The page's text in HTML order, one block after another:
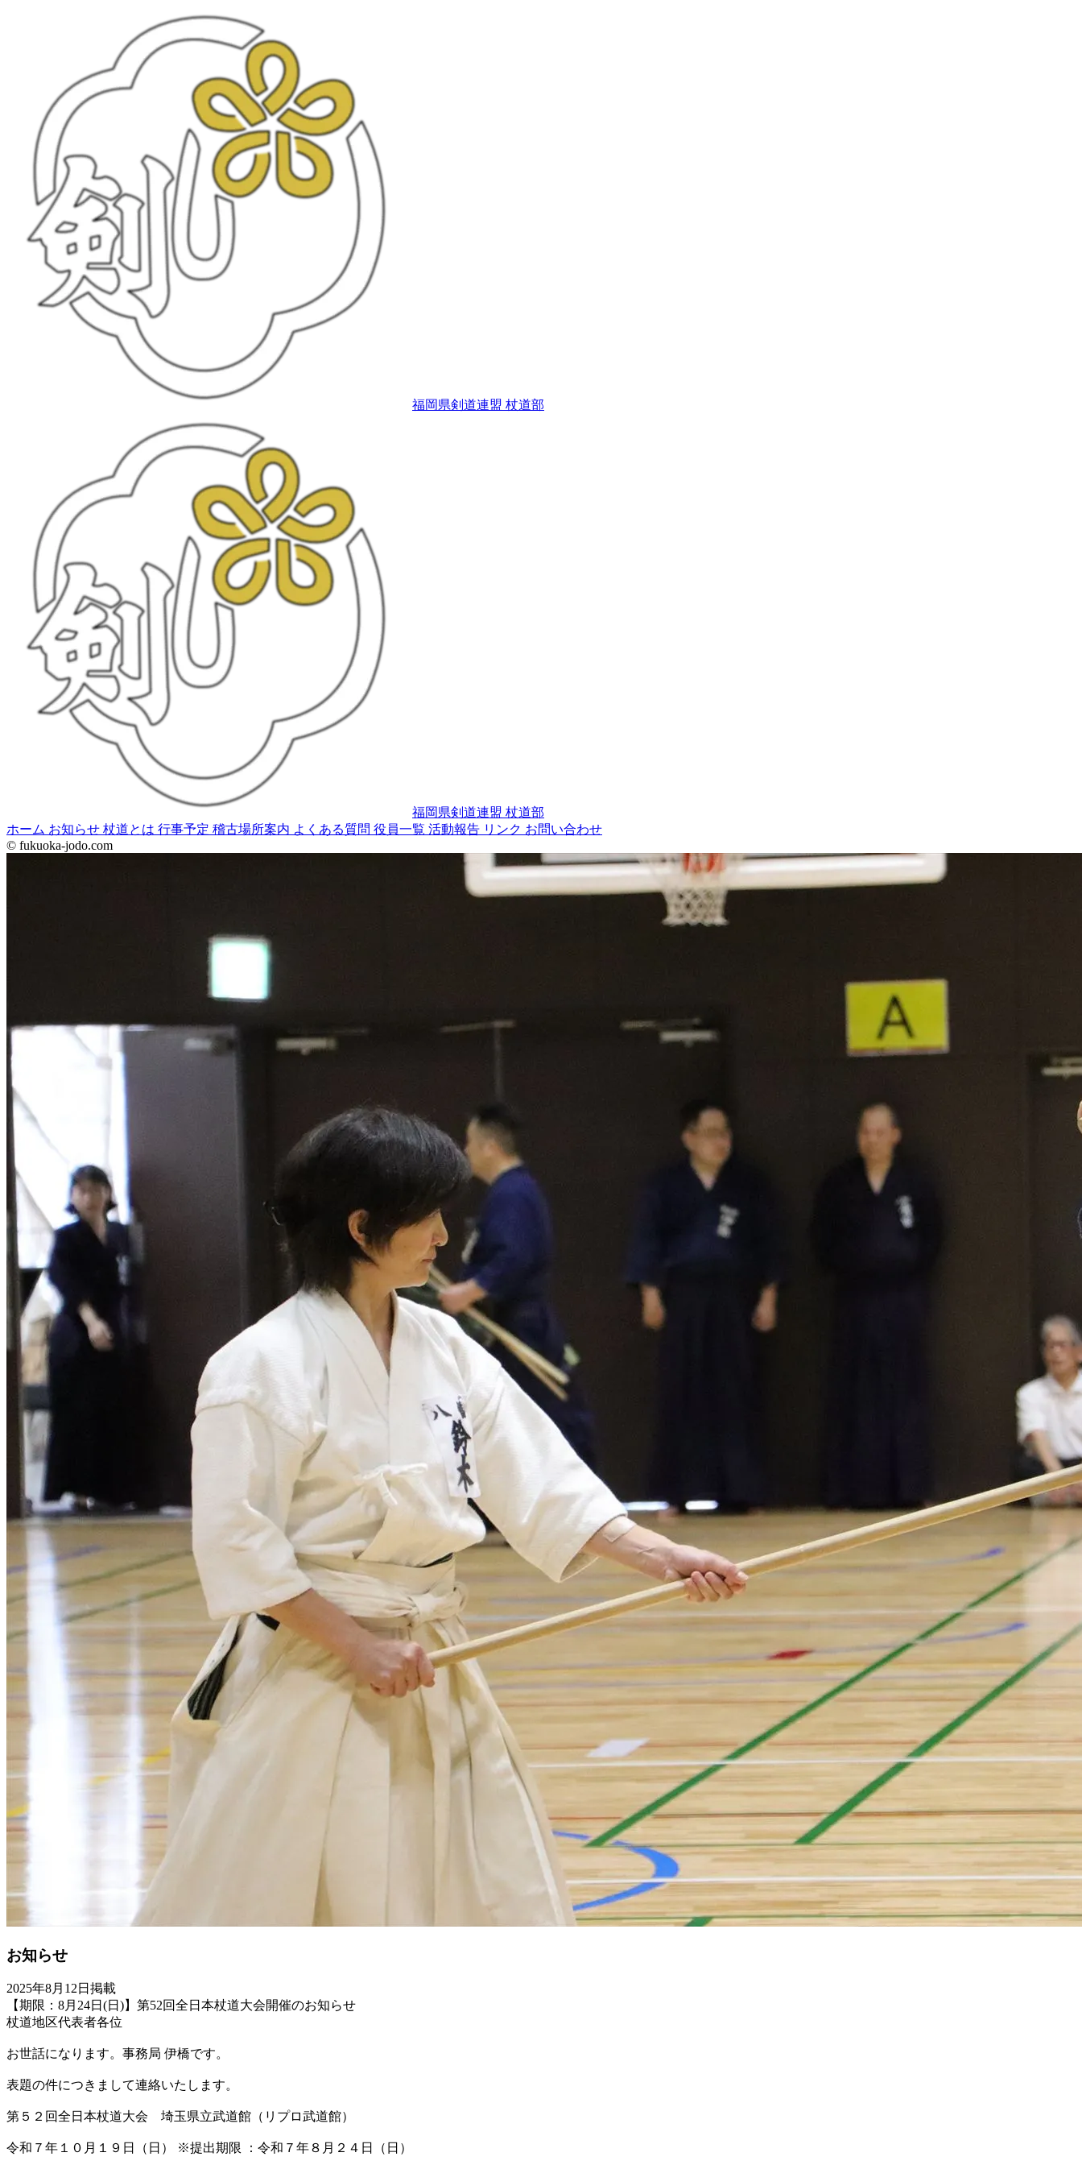
福岡県剣道連盟 杖道部
福岡県剣道連盟 杖道部
ホーム お知らせ 杖道とは 行事予定 稽古場所案内 よくある質問 役員一覧 活動報告 リンク お問い合わせ
© fukuoka-jodo.com
お知らせ
2025年8月12日掲載
【期限：8月24日(日)】第52回全日本杖道大会開催のお知らせ
杖道地区代表者各位
お世話になります。事務局 伊橋です。
表題の件につきまして連絡いたします。
第５２回全日本杖道大会 埼玉県立武道館（リプロ武道館）
令和７年１０月１９日（日） ※提出期限 ：令和７年８月２４日（日）